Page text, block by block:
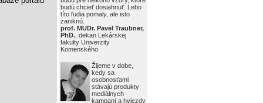
budú chcieť dosiahnuť. Lebo
títo ľudia pomaly, ale isto
zaniknú.
prof. MUDr. Pavel Traubner,
PhD. , dekan Lekárskej
fakulty Univerzity
Komenského
Žijeme v dobe,
kedy sa
osobnosťami
stávajú produkty
mediálnych
kampaní a hviezdy